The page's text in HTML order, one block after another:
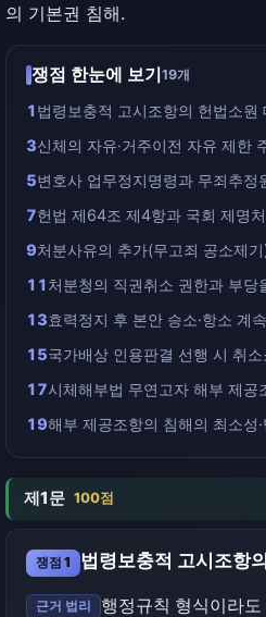
의 기본권 침해.
쟁점 한눈에 보기19개
1법령보충적 고시조항의 헌법소원
3신체의 자유·거주이전 자유 제한
5변호사 업무정지명령과 무죄추정
7헌법 제64조 제4항과 국회 제명
9처분사유의 추가(무고죄 공소제
11처분청의 직권취소 권한과 부당
13효력정지 후 본안 승소·항소 계
15국가배상 인용판결 선행 시 취
17시체해부법 무연고자 해부 제공
19해부 제공조항의 침해의 최소성
제1문 100점
쟁점 1 법령보충적 고시조항
근거 법리
행정규칙 형식이라